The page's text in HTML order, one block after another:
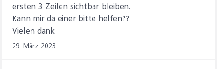
ersten 3 Zeilen sichtbar bleiben.
Kann mir da einer bitte helfen??
Vielen dank
29. März 2023